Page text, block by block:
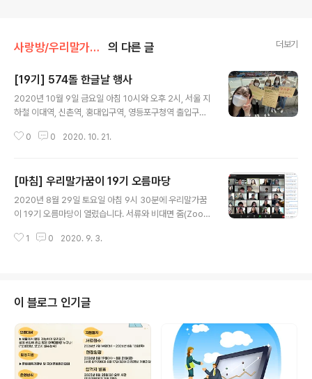
사랑방/우리말가꿈이 의 다른 글 더보기
[19기] 574돌 한글날 행사
2020년 10월 9일 금요일 아침 10시와 오후 2시, 서울 지
하철 이대역, 신촌역, 홍대입구역, 영등포구청역 출입구에
물품은 마스크줄, 휴대전화 거치대(그립톡), 책갈피 그리고
원들이 일일이 포장해서 행사에 사용할 준비를 마쳤습니
다. 한글날을 기념하기 위해 단체활동 기획모둠 '모도리
들'이 기획하고, 다른 가꿈이들이 활동했습니다. 코로나 사
행사로 진행했습니다. 끝말잇기, 코로나19 용어 쉬운 우리
0 0 2020. 10. 21.
[마침] 우리말가꿈이 19기 오름마당
2020년 8월 29일 토요일 아침 9시 30분에 우리말가꿈
이 19기 오름마당이 열렸습니다. 서류와 비대면 줌(Zoo
학생은 모두 125명입니다. 코로나 사태 등으로 대면 오름
리말가꿈이 19기! 오름마당이 비대면으로 진행되어 가꿈
이들의 참여나 진행 방식에 대해 걱정이 많았습니다. 하지
만 각자 집에서 코로나 걱정 없이 진행되다보니 비교적 편
한 분위기에서 이루어졌습니다. 이번 오름마당은 한글문화
연대 대표 특강, 활동 소개, 우리말가꿈이 다짐, 모둠별 회
의, 모둠별 소개 순으로 진..
1 0 2020. 9. 3.
이 블로그 인기글